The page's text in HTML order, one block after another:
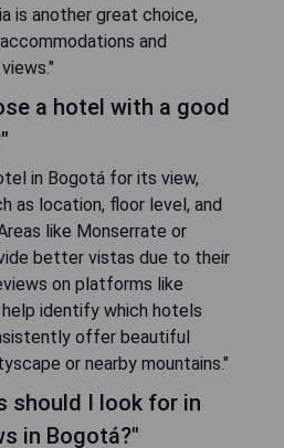
is another great choice,
and
a hotel with a good
in Bogotá for its view,
as location, floor level, and
like Monserrate or
better vistas due to their
on platforms like
identify which hotels
offer beautiful
or nearby mountains."
should I look for in
in Bogotá?"